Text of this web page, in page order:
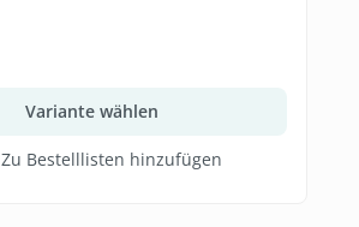
Variante wählen
Zu Bestelllisten hinzufügen